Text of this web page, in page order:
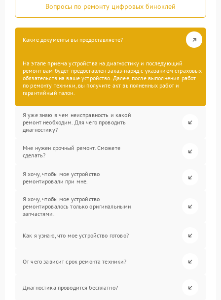
Вопросы по ремонту цифровых биноклей
Какие документы вы предоставляете?
На этапе приема устройства на диагностику и последующий
ремонт вам будет предоставлен заказ-наряд с указанием страховых
обязательств на ваше устройство. Далее, после выполнения работ
по ремонту техники, вы получите акт выполненных работ и
гарантийный талон.
Я уже знаю в чем неисправность и какой
ремонт необходим. Для чего проводить
диагностику?
Мне нужен срочный ремонт. Сможете
сделать?
Я хочу, чтобы мое устройство
ремонтировали при мне.
Я хочу, чтобы мое устройство
ремонтировалось только оригинальными
запчастями.
Как я узнаю, что мое устройство готово?
От чего зависит срок ремонта техники?
Диагностика проводится бесплатно?